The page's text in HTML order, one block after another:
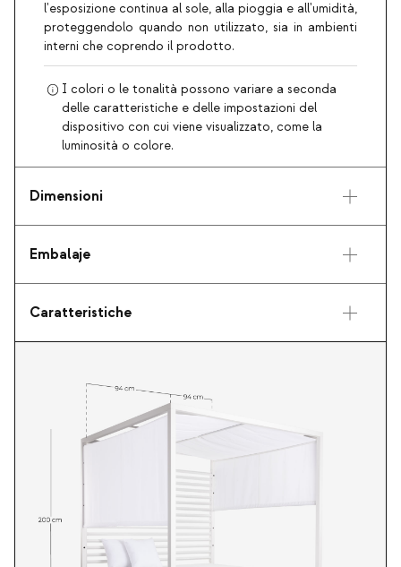
l'esposizione continua al sole, alla pioggia e all'umidità,
proteggendolo quando non utilizzato, sia in ambienti
interni che coprendo il prodotto.
I colori o le tonalità possono variare a seconda
delle caratteristiche e delle impostazioni del
dispositivo con cui viene visualizzato, come la
luminosità o colore.
Dimensioni
Embalaje
Caratteristiche